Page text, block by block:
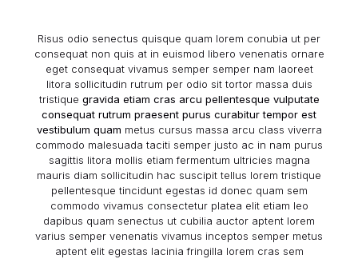
Risus odio senectus quisque quam lorem conubia ut per
consequat non quis at in euismod libero venenatis ornare
eget consequat vivamus semper semper nam laoreet
litora sollicitudin rutrum per odio sit tortor massa duis
tristique gravida etiam cras arcu pellentesque vulputate
consequat rutrum praesent purus curabitur tempor est
vestibulum quam metus cursus massa arcu class viverra
commodo malesuada taciti semper justo ac in nam purus
sagittis litora mollis etiam fermentum ultricies magna
mauris diam sollicitudin hac suscipit tellus lorem tristique
pellentesque tincidunt egestas id donec quam sem
commodo vivamus consectetur platea elit etiam leo
dapibus quam senectus ut cubilia auctor aptent lorem
varius semper venenatis vivamus inceptos semper metus
aptent elit egestas lacinia fringilla lorem cras sem